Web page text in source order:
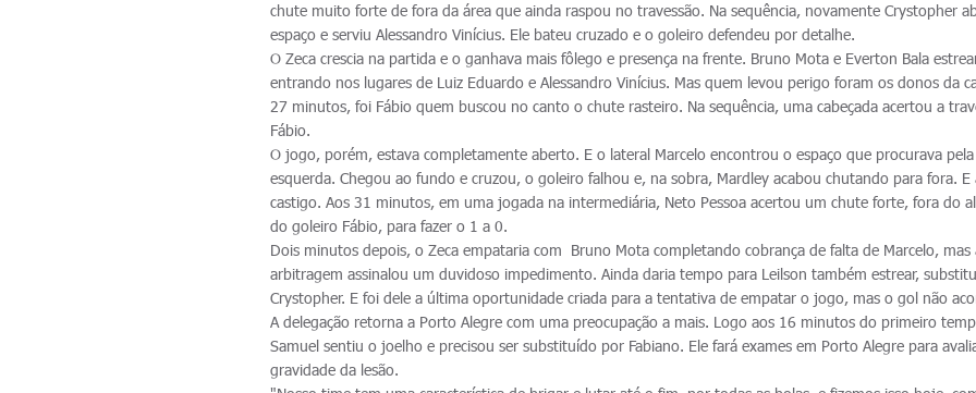
chute muito forte de fora da área que ainda raspou no travessão. Na sequência, novamente Crystopher
espaço e serviu Alessandro Vinícius. Ele bateu cruzado e o goleiro defendeu por detalhe.
O Zeca crescia na partida e o ganhava mais fôlego e presença na frente. Bruno Mota e Everton Bala
entrando nos lugares de Luiz Eduardo e Alessandro Vinícius. Mas quem levou perigo foram os donos da
27 minutos, foi Fábio quem buscou no canto o chute rasteiro. Na sequência, uma cabeçada acertou a
Fábio.
O jogo, porém, estava completamente aberto. E o lateral Marcelo encontrou o espaço que procurava pela
esquerda. Chegou ao fundo e cruzou, o goleiro falhou e, na sobra, Mardley acabou chutando para fora. E
castigo. Aos 31 minutos, em uma jogada na intermediária, Neto Pessoa acertou um chute forte, fora do
do goleiro Fábio, para fazer o 1 a 0.
Dois minutos depois, o Zeca empataria com Bruno Mota completando cobrança de falta de Marcelo, mas
arbitragem assinalou um duvidoso impedimento. Ainda daria tempo para Leilson também estrear,
Crystopher. E foi dele a última oportunidade criada para a tentativa de empatar o jogo, mas o gol não
A delegação retorna a Porto Alegre com uma preocupação a mais. Logo aos 16 minutos do primeiro
Samuel sentiu o joelho e precisou ser substituído por Fabiano. Ele fará exames em Porto Alegre para
gravidade da lesão.